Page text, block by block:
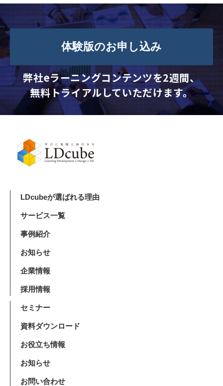
体験版のお申し込み
弊社eラーニングコンテンツを2週間、
無料トライアルしていただけます。
LDcubeが選ばれる理由
サービス一覧
事例紹介
お知らせ
企業情報
採用情報
セミナー
資料ダウンロード
お役立ち情報
お知らせ
お問い合わせ